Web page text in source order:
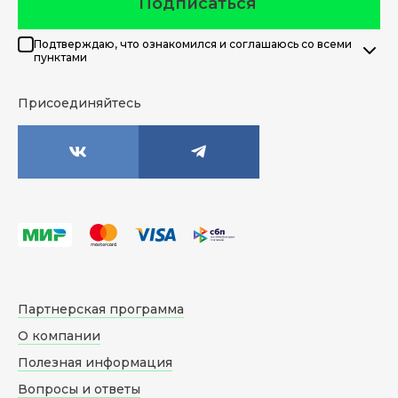
Подтверждаю, что ознакомился и соглашаюсь со всеми
пунктами
Присоединяйтесь
Партнерская программа
О компании
Полезная информация
Вопросы и ответы